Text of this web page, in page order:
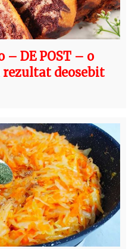
– DE POST – o
rezultat deosebit